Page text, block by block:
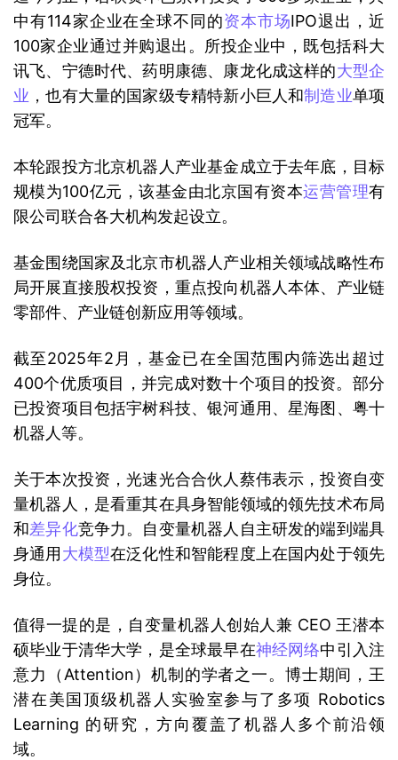
中有114家企业在全球不同的资本市场IPO退出，近
100家企业通过并购退出。所投企业中，既包括科大
讯飞、宁德时代、药明康德、康龙化成这样的大型企
业 ，也有大量的国家级专精特新小巨人和制造业单项
冠军。
本轮跟投方北京机器人产业基金成立于去年底，目标
规模为100亿元，该基金由北京国有资本运营管理有
限公司联合各大机构发起设立。
基金围绕国家及北京市机器人产业相关领域战略性布
局开展直接股权投资，重点投向机器人本体、产业链
零部件、产业链创新应用等领域。
截至2025年2月，基金已在全国范围内筛选出超过
400个优质项目，并完成对数十个项目的投资。部分
已投资项目包括宇树科技、银河通用、星海图、粤十
机器人等。
关于本次投资，光速光合合伙人蔡伟表示，投资自变
量机器人，是看重其在具身智能领域的领先技术布局
和差异化竞争力。自变量机器人自主研发的端到端具
身通用 大模型在泛化性和智能程度上在国内处于领先
身位。
值得一提的是，自变量机器人创始人兼 CEO 王潜本
硕毕业于清华大学，是全球最早在神经网络中引入注
意力（Attention）机制的学者之一。博士期间，王
潜在美国顶级机器人实验室参与了多项 Robotics
Learning 的研究，方向覆盖了机器人多个前沿领
域。